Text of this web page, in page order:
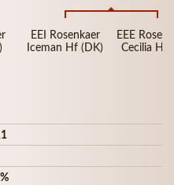
EEI Rosenkaer
Iceman Hf (DK)
EEE
Cecilia Hf